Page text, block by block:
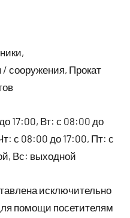
сооружения, Прокат
17:00, Вт: с 08:00 до
с 08:00 до 17:00, Пт: с
Вс: выходной
исключительно
помощи посетителям